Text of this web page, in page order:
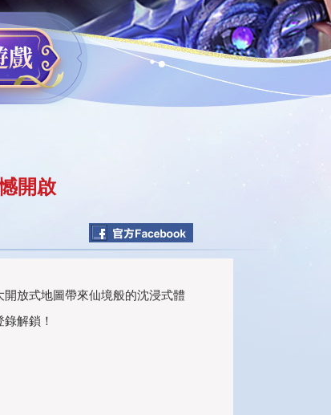
開啟
放式地圖帶來仙境般的沈浸式體
解鎖！